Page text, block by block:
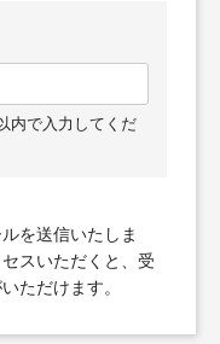
内で入力してくだ
を送信いたしま
スいただくと、受
ただけます。